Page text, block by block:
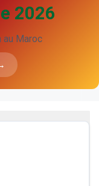
2026
Maroc